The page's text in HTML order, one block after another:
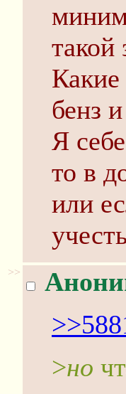
такой
Какие
бенз
Я
то в
или
>>
>но